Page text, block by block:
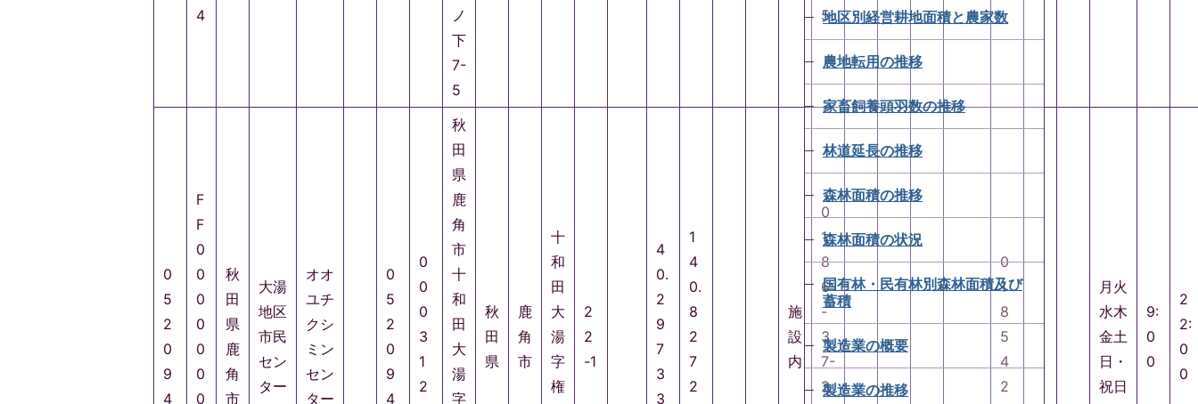
4
ノ
下
7-
5
5
0
5
2
0
9
4
F
F
0
0
0
0
0
0
0
秋
田
県
鹿
角
市
大湯
地区
市民
セン
ター
オオ
ユチ
クシ
ミン
セン
ター
0
5
2
0
9
4
0
0
0
3
1
2
秋
田
県
鹿
角
市
十
和
田
大
湯
字
秋
田
県
鹿
角
市
十
和
田
大
湯
字
権
2
2
-1
4
0.
2
9
7
3
3
1
4
0.
8
2
7
2
施
設
内
0
1
8
6
-
3
7-
2
0
1
8
5
4
2
月火
水木
金土
日・
祝日
9:
0
0
2
2:
0
0
地区別経営耕地面積と農家数
農地転用の推移
家畜飼養頭羽数の推移
林道延長の推移
森林面積の推移
森林面積の状況
国有林・民有林別森林面積及び
蓄積
製造業の概要
製造業の推移